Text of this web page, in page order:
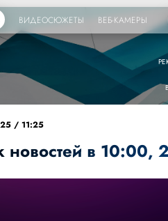
ВИДЕОСЮЖЕТЫ ВЕБ-КАМЕРЫ
/ 11:25
новостей в 10:00,